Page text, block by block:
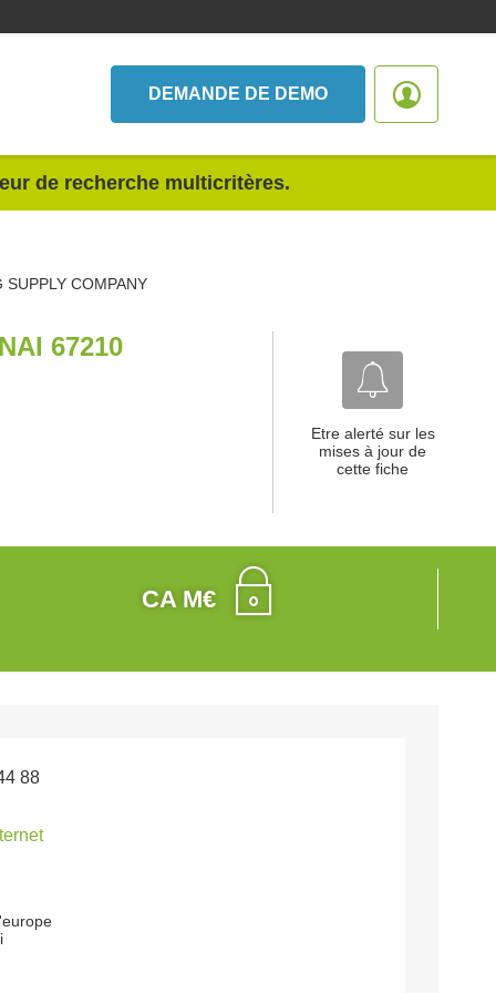
DEMANDE DE DEMO
de recherche multicritères.
SUPPLY COMPANY
67210
Etre alerté sur les
mises à jour de
cette fiche
CA M€
88